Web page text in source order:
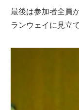
最後は参加者全員
ランウェイに見立